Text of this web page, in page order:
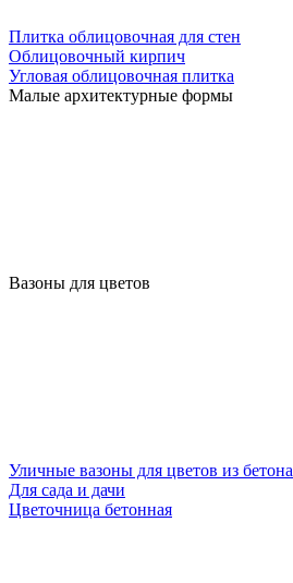
Плитка облицовочная для стен
Облицовочный кирпич
Угловая облицовочная плитка
Малые архитектурные формы
Вазоны для цветов
Уличные вазоны для цветов из бетона
Для сада и дачи
Цветочница бетонная